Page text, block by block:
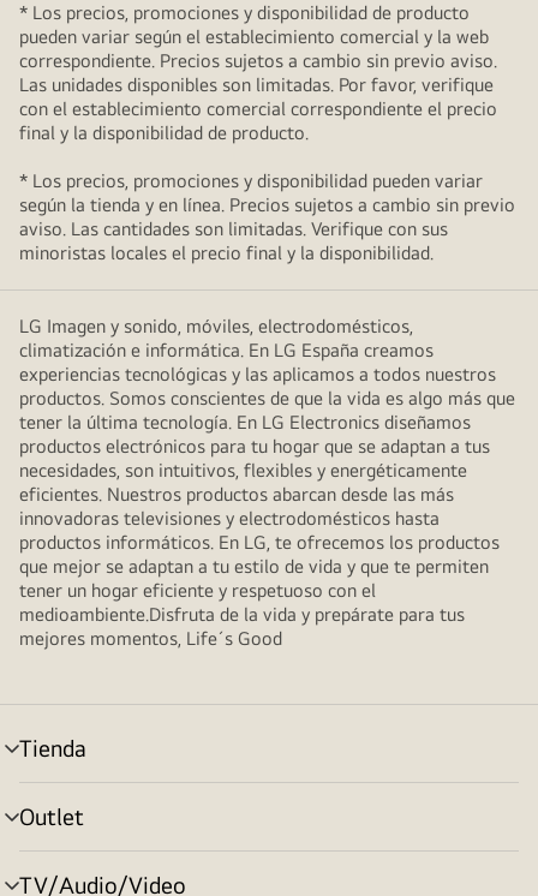
* Los precios, promociones y disponibilidad de producto
pueden variar según el establecimiento comercial y la web
correspondiente. Precios sujetos a cambio sin previo aviso.
Las unidades disponibles son limitadas. Por favor, verifique
con el establecimiento comercial correspondiente el precio
final y la disponibilidad de producto.
* Los precios, promociones y disponibilidad pueden variar
según la tienda y en línea. Precios sujetos a cambio sin previo
aviso. Las cantidades son limitadas. Verifique con sus
minoristas locales el precio final y la disponibilidad.
LG Imagen y sonido, móviles, electrodomésticos,
climatización e informática. En LG España creamos
experiencias tecnológicas y las aplicamos a todos nuestros
productos. Somos conscientes de que la vida es algo más que
tener la última tecnología. En LG Electronics diseñamos
productos electrónicos para tu hogar que se adaptan a tus
necesidades, son intuitivos, flexibles y energéticamente
eficientes. Nuestros productos abarcan desde las más
innovadoras televisiones y electrodomésticos hasta
productos informáticos. En LG, te ofrecemos los productos
que mejor se adaptan a tu estilo de vida y que te permiten
tener un hogar eficiente y respetuoso con el
medioambiente.Disfruta de la vida y prepárate para tus
mejores momentos, Life´s Good
Tienda
Alternar
menú
Outlet
Alternar
menú
TV/Audio/Video